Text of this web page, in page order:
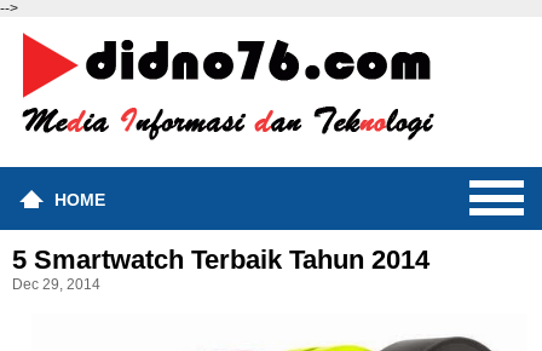
-->
HOME
5 Smartwatch Terbaik Tahun 2014
Dec 29, 2014